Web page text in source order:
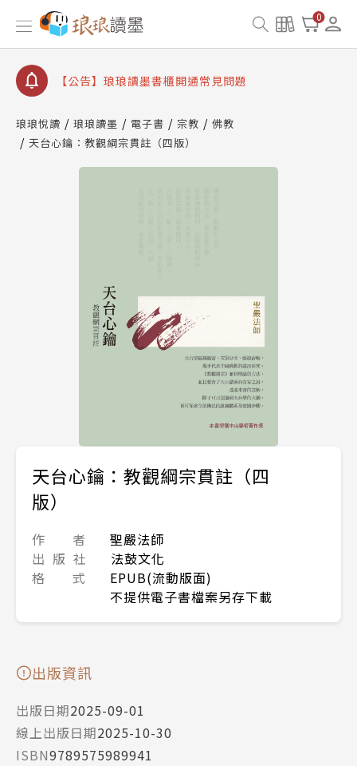
0
【公告】因 Readmoo 讀墨系統維護中，本站同步暫
停部分閱讀服務
【公告】琅琅讀墨數位閱讀資產合併與書櫃開通申請
【公告】琅琅讀墨書櫃開通常見問題
請圖文教學
【公告】琅琅書店服務升級重要說明及資產合併結果
查詢
【公告】因 Readmoo 讀墨系統維護中，本站同步暫
琅琅悅讀 琅琅讀墨 電子書 宗教
佛教
天台心鑰：教觀綱宗貫註（四版）
天台心鑰：教觀綱宗貫註（四
版）
作 者
聖嚴法師
出 版 社
法鼓文化
格 式
EPUB(流動版面)
不提供電子書檔案另存下載
出版資訊
出版日期2025-09-01
線上出版日期2025-10-30
ISBN9789575989941